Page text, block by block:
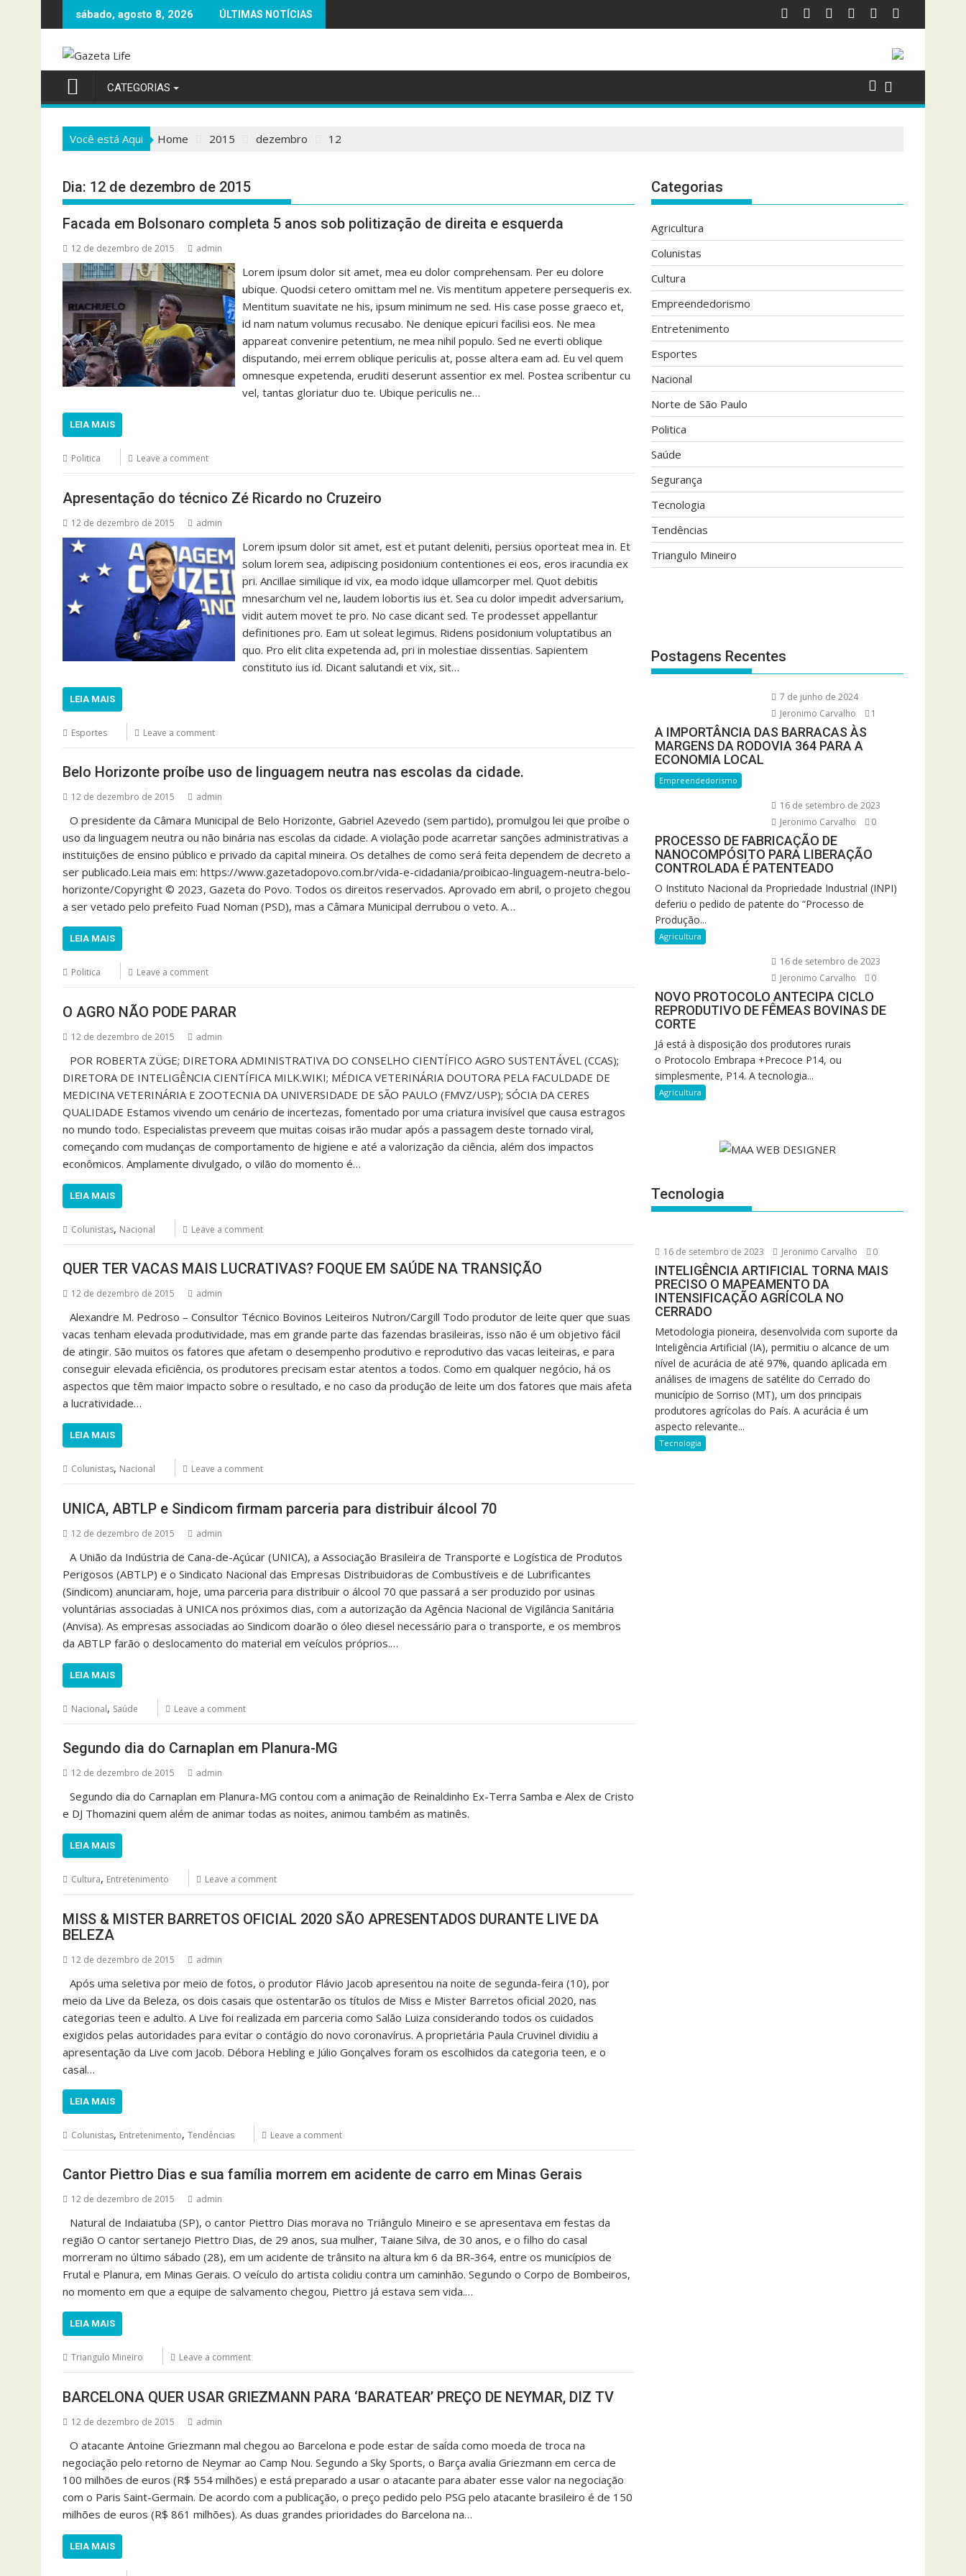
to
sábado, agosto 8, 2026 ÚLTIMAS NOTÍCIAS
CATEGORIAS
Você está Aqui Home 2015 dezembro 12
Dia: 12 de dezembro de 2015
Facada em Bolsonaro completa 5 anos sob politização de direita e esquerda
12 de dezembro de 2015 admin
Lorem ipsum dolor sit amet, mea eu dolor comprehensam. Per eu dolore
ubique. Quodsi cetero omittam mel ne. Vis mentitum appetere persequeris ex.
Mentitum suavitate ne his, ipsum minimum ne sed. His case posse graeco et,
id nam natum volumus recusabo. Ne denique epicuri facilisi eos. Ne mea
appareat convenire petentium, ne mea nihil populo. Sed ne everti oblique
disputando, mei errem oblique periculis at, posse altera eam ad. Eu vel quem
omnesque expetenda, eruditi deserunt assentior ex mel. Postea scribentur cu
vel, tantas gloriatur duo te. Ubique periculis ne…
LEIA MAIS
Politica Leave a comment
Apresentação do técnico Zé Ricardo no Cruzeiro
12 de dezembro de 2015 admin
Lorem ipsum dolor sit amet, est et putant deleniti, persius oporteat mea in. Et
solum lorem sea, adipiscing posidonium contentiones ei eos, eros iracundia ex
pri. Ancillae similique id vix, ea modo idque ullamcorper mel. Quot debitis
mnesarchum vel ne, laudem lobortis ius et. Sea cu dolor impedit adversarium,
vidit autem movet te pro. No case dicant sed. Te prodesset appellantur
definitiones pro. Eam ut soleat legimus. Ridens posidonium voluptatibus an
quo. Pro elit clita expetenda ad, pri in molestiae dissentias. Sapientem
constituto ius id. Dicant salutandi et vix, sit…
LEIA MAIS
Esportes Leave a comment
Belo Horizonte proíbe uso de linguagem neutra nas escolas da cidade.
12 de dezembro de 2015 admin
O presidente da Câmara Municipal de Belo Horizonte, Gabriel Azevedo (sem partido), promulgou lei que proíbe o
uso da linguagem neutra ou não binária nas escolas da cidade. A violação pode acarretar sanções administrativas a
instituições de ensino público e privado da capital mineira. Os detalhes de como será feita dependem de decreto a
ser publicado.Leia mais em: https://www.gazetadopovo.com.br/vida-e-cidadania/proibicao-linguagem-neutra-belo-
horizonte/Copyright © 2023, Gazeta do Povo. Todos os direitos reservados. Aprovado em abril, o projeto chegou
a ser vetado pelo prefeito Fuad Noman (PSD), mas a Câmara Municipal derrubou o veto. A…
LEIA MAIS
Politica Leave a comment
O AGRO NÃO PODE PARAR
12 de dezembro de 2015 admin
POR ROBERTA ZÜGE; DIRETORA ADMINISTRATIVA DO CONSELHO CIENTÍFICO AGRO SUSTENTÁVEL (CCAS);
DIRETORA DE INTELIGÊNCIA CIENTÍFICA MILK.WIKI; MÉDICA VETERINÁRIA DOUTORA PELA FACULDADE DE
MEDICINA VETERINÁRIA E ZOOTECNIA DA UNIVERSIDADE DE SÃO PAULO (FMVZ/USP); SÓCIA DA CERES
QUALIDADE Estamos vivendo um cenário de incertezas, fomentado por uma criatura invisível que causa estragos
no mundo todo. Especialistas preveem que muitas coisas irão mudar após a passagem deste tornado viral,
começando com mudanças de comportamento de higiene e até a valorização da ciência, além dos impactos
econômicos. Amplamente divulgado, o vilão do momento é…
LEIA MAIS
Colunistas, Nacional Leave a comment
QUER TER VACAS MAIS LUCRATIVAS? FOQUE EM SAÚDE NA TRANSIÇÃO
12 de dezembro de 2015 admin
Alexandre M. Pedroso – Consultor Técnico Bovinos Leiteiros Nutron/Cargill Todo produtor de leite quer que suas
vacas tenham elevada produtividade, mas em grande parte das fazendas brasileiras, isso não é um objetivo fácil
de atingir. São muitos os fatores que afetam o desempenho produtivo e reprodutivo das vacas leiteiras, e para
conseguir elevada eficiência, os produtores precisam estar atentos a todos. Como em qualquer negócio, há os
aspectos que têm maior impacto sobre o resultado, e no caso da produção de leite um dos fatores que mais afeta
a lucratividade…
LEIA MAIS
Colunistas, Nacional Leave a comment
UNICA, ABTLP e Sindicom firmam parceria para distribuir álcool 70
12 de dezembro de 2015 admin
A União da Indústria de Cana-de-Açúcar (UNICA), a Associação Brasileira de Transporte e Logística de Produtos
Perigosos (ABTLP) e o Sindicato Nacional das Empresas Distribuidoras de Combustíveis e de Lubrificantes
(Sindicom) anunciaram, hoje, uma parceria para distribuir o álcool 70 que passará a ser produzido por usinas
voluntárias associadas à UNICA nos próximos dias, com a autorização da Agência Nacional de Vigilância Sanitária
(Anvisa). As empresas associadas ao Sindicom doarão o óleo diesel necessário para o transporte, e os membros
da ABTLP farão o deslocamento do material em veículos próprios.…
LEIA MAIS
Nacional, Saúde Leave a comment
Segundo dia do Carnaplan em Planura-MG
12 de dezembro de 2015 admin
Segundo dia do Carnaplan em Planura-MG contou com a animação de Reinaldinho Ex-Terra Samba e Alex de Cristo
e DJ Thomazini quem além de animar todas as noites, animou também as matinês.
LEIA MAIS
Cultura, Entretenimento Leave a comment
MISS & MISTER BARRETOS OFICIAL 2020 SÃO APRESENTADOS DURANTE LIVE DA
BELEZA
12 de dezembro de 2015 admin
Após uma seletiva por meio de fotos, o produtor Flávio Jacob apresentou na noite de segunda-feira (10), por
meio da Live da Beleza, os dois casais que ostentarão os títulos de Miss e Mister Barretos oficial 2020, nas
categorias teen e adulto. A Live foi realizada em parceria como Salão Luiza considerando todos os cuidados
exigidos pelas autoridades para evitar o contágio do novo coronavírus. A proprietária Paula Cruvinel dividiu a
apresentação da Live com Jacob. Débora Hebling e Júlio Gonçalves foram os escolhidos da categoria teen, e o
casal…
LEIA MAIS
Colunistas, Entretenimento, Tendências Leave a comment
Cantor Piettro Dias e sua família morrem em acidente de carro em Minas Gerais
12 de dezembro de 2015 admin
Natural de Indaiatuba (SP), o cantor Piettro Dias morava no Triângulo Mineiro e se apresentava em festas da
região O cantor sertanejo Piettro Dias, de 29 anos, sua mulher, Taiane Silva, de 30 anos, e o filho do casal
morreram no último sábado (28), em um acidente de trânsito na altura km 6 da BR-364, entre os municípios de
Frutal e Planura, em Minas Gerais. O veículo do artista colidiu contra um caminhão. Segundo o Corpo de Bombeiros,
no momento em que a equipe de salvamento chegou, Piettro já estava sem vida.…
LEIA MAIS
Triangulo Mineiro Leave a comment
BARCELONA QUER USAR GRIEZMANN PARA ‘BARATEAR’ PREÇO DE NEYMAR, DIZ TV
12 de dezembro de 2015 admin
O atacante Antoine Griezmann mal chegou ao Barcelona e pode estar de saída como moeda de troca na
negociação pelo retorno de Neymar ao Camp Nou. Segundo a Sky Sports, o Barça avalia Griezmann em cerca de
100 milhões de euros (R$ 554 milhões) e está preparado a usar o atacante para abater esse valor na negociação
com o Paris Saint-Germain. De acordo com a publicação, o preço pedido pelo PSG pelo atacante brasileiro é de 150
milhões de euros (R$ 861 milhões). As duas grandes prioridades do Barcelona na…
LEIA MAIS
Categorias
Agricultura
Colunistas
Cultura
Empreendedorismo
Entretenimento
Esportes
Nacional
Norte de São Paulo
Politica
Saúde
Segurança
Tecnologia
Tendências
Triangulo Mineiro
Postagens Recentes
7 de junho de 2024
Jeronimo Carvalho
1
A IMPORTÂNCIA DAS BARRACAS ÀS
MARGENS DA RODOVIA 364 PARA A
ECONOMIA LOCAL
Empreendedorismo
16 de setembro de 2023
Jeronimo Carvalho
0
PROCESSO DE FABRICAÇÃO DE
NANOCOMPÓSITO PARA LIBERAÇÃO
CONTROLADA É PATENTEADO
O Instituto Nacional da Propriedade Industrial (INPI)
deferiu o pedido de patente do “Processo de
Produção...
Agricultura
16 de setembro de 2023
Jeronimo Carvalho
0
NOVO PROTOCOLO ANTECIPA CICLO
REPRODUTIVO DE FÊMEAS BOVINAS DE
CORTE
Já está à disposição dos produtores rurais
o Protocolo Embrapa +Precoce P14, ou
simplesmente, P14. A tecnologia...
Agricultura
Tecnologia
16 de setembro de 2023 Jeronimo Carvalho 0
INTELIGÊNCIA ARTIFICIAL TORNA MAIS
PRECISO O MAPEAMENTO DA
INTENSIFICAÇÃO AGRÍCOLA NO
CERRADO
Metodologia pioneira, desenvolvida com suporte da
Inteligência Artificial (IA), permitiu o alcance de um
nível de acurácia de até 97%, quando aplicada em
análises de imagens de satélite do Cerrado do
município de Sorriso (MT), um dos principais
produtores agrícolas do País. A acurácia é um
aspecto relevante...
Tecnologia